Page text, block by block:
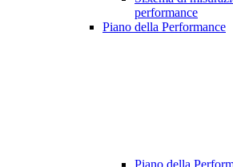
performance
Piano della Performance